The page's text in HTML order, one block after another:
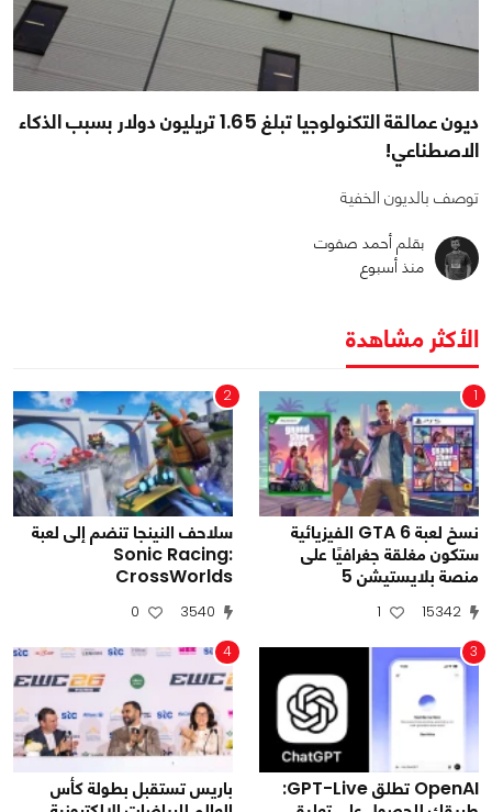
ديون عمالقة التكنولوجيا تبلغ 1.65 تريليون دولار بسبب الذكاء
الاصطناعي!
توصف بالديون الخفية
بقلم أحمد صفوت
منذ أسبوع
الأكثر مشاهدة
1
نسخ لعبة GTA 6 الفيزيائية
ستكون مغلقة جغرافيًا على
منصة بلايستيشن 5
15342
1
2
سلاحف النينجا تنضم إلى لعبة
Sonic Racing:
CrossWorlds
3540
0
3
OpenAI تطلق GPT-Live:
4
باريس تستقبل بطولة كأس